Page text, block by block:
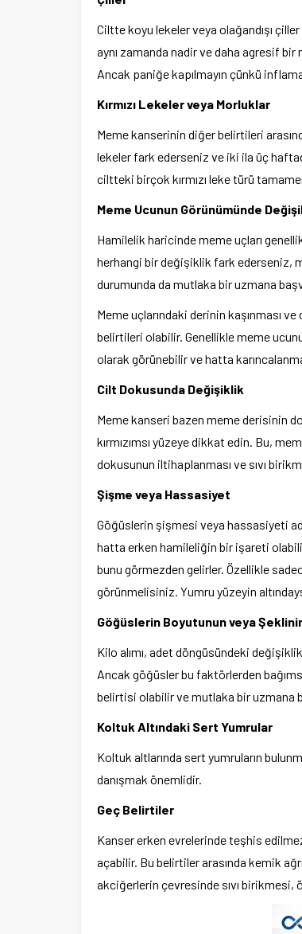
Ciltte koyu lekeler veya olağandışı
aynı zamanda nadir ve daha agresif
Ancak paniğe kapılmayın çünkü
Kırmızı Lekeler veya Morluklar
Meme kanserinin diğer belirtileri
lekeler fark ederseniz ve iki ila üç
ciltteki birçok kırmızı leke türü
Meme Ucunun Görünümünde
Hamilelik haricinde meme uçları
herhangi bir değişiklik fark ederseniz,
durumunda da mutlaka bir uzmana
Meme uçlarındaki derinin kaşınması
belirtileri olabilir. Genellikle meme
olarak görünebilir ve hatta
Cilt Dokusunda Değişiklik
Meme kanseri bazen meme derisinin
kırmızımsı yüzeye dikkat edin. Bu,
dokusunun iltihaplanması ve sıvı
Şişme veya Hassasiyet
Göğüslerin şişmesi veya hassasiyeti
hatta erken hamileliğin bir işareti
bunu görmezden gelirler. Özellikle
görünmelisiniz. Yumru yüzeyin
Göğüslerin Boyutunun veya
Kilo alımı, adet döngüsündeki
Ancak göğüsler bu faktörlerden
belirtisi olabilir ve mutlaka bir uzmana
Koltuk Altındaki Sert Yumrular
Koltuk altlarında sert yumruların
danışmak önemlidir.
Geç Belirtiler
Kanser erken evrelerinde teşhis
açabilir. Bu belirtiler arasında kemik
akciğerlerin çevresinde sıvı birikmesi,